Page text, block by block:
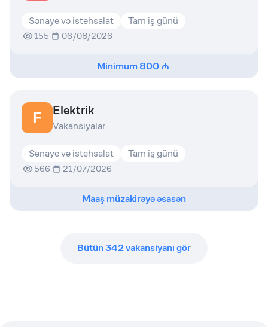
Sənaye və istehsalat Tam iş günü
155 06/08/2026
Minimum800
F Elektrik
Vakansiyalar
Sənaye və istehsalat Tam iş günü
566 21/07/2026
Maaş müzakirəyə əsasən
Bütün342vakansiyanı gör